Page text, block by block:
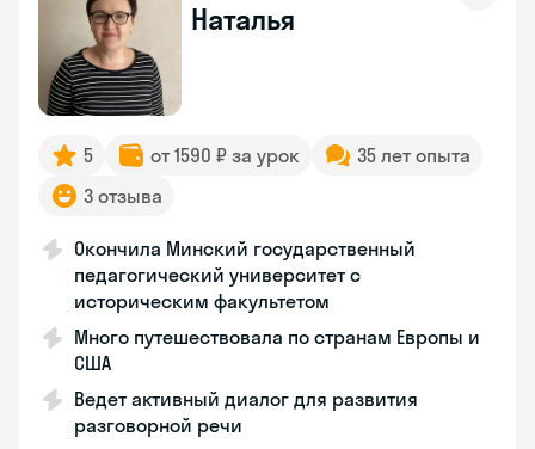
Наталья
5 от 1590 ₽ за урок
35 лет опыта
3 отзыва
Окончила Минский государственный
педагогический университет с
историческим факультетом
Много путешествовала по странам Европы и
США
Ведет активный диалог для развития
разговорной речи